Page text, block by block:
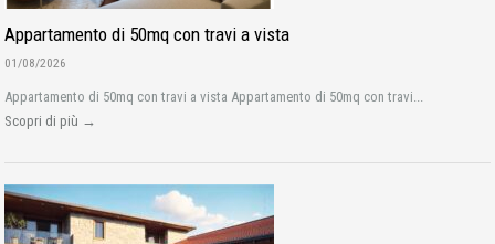
Appartamento di 50mq con travi a vista
01/08/2026
Appartamento di 50mq con travi a vista Appartamento di 50mq con travi...
Scopri di più →